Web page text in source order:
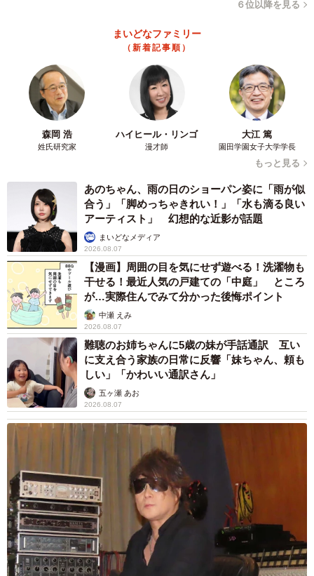
６位以降を見る
まいどなファミリー
（新着記事順）
森岡 浩
姓氏研究家
ハイヒール・リンゴ
漫才師
大江 篤
園田学園女子大学学長
もっと見る
あのちゃん、雨の日のショーパン姿に「雨が似
合う」「脚めっちゃきれい！」「水も滴る良い
アーティスト」 幻想的な近影が話題
まいどなメディア
2026.08.07
【漫画】周囲の目を気にせず遊べる！洗濯物も
干せる！最近人気の戸建ての「中庭」 ところ
が…実際住んでみて分かった後悔ポイント
中瀬 えみ
2026.08.07
難聴のお姉ちゃんに5歳の妹が手話通訳 互い
に支え合う家族の日常に反響「妹ちゃん、頼も
しい」「かわいい通訳さん」
五ヶ瀬 あお
2026.08.07